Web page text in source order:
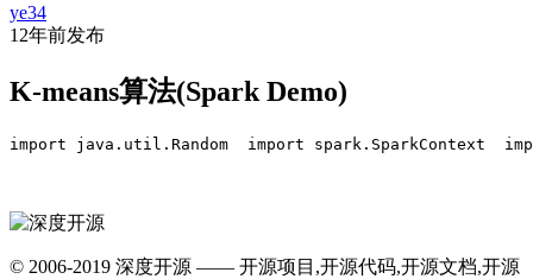
ye34
12年前发布
K-means算法(Spark Demo)
import java.util.Random  import
© 2006-2019 深度开源 —— 开源项目,开源代码,开源文档,开源